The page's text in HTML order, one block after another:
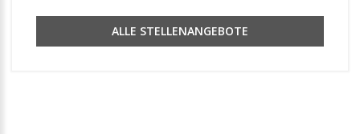
ALLE STELLENANGEBOTE